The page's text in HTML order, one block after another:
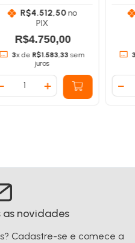
R$4.512,50no
PIX
R$4.750,00
3x deR$1.583,33 sem
juros
novidades
Cadastre-se e comece a